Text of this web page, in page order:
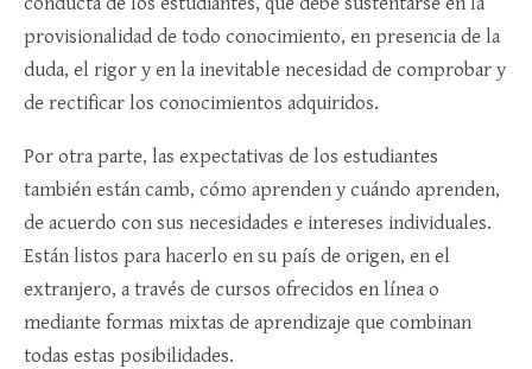
provisionalidad de todo conocimiento, en presencia de la
duda, el rigor y en la inevitable necesidad de comprobar y
de rectificar los conocimientos adquiridos.
Por otra parte, las expectativas de los estudiantes
también están camb, cómo aprenden y cuándo aprenden,
de acuerdo con sus necesidades e intereses individuales.
Están listos para hacerlo en su país de origen, en el
extranjero, a través de cursos ofrecidos en línea o
mediante formas mixtas de aprendizaje que combinan
todas estas posibilidades.